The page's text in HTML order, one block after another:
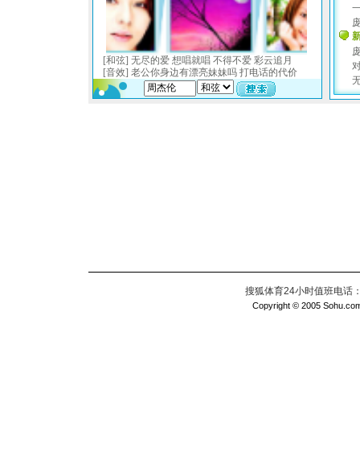
搜狐体育24小时值班电话
Copyright © 2005